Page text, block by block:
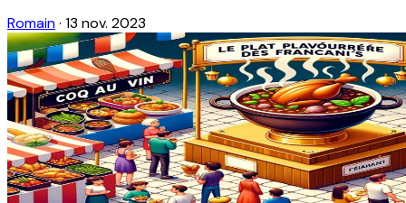
Romain· 13 nov. 2023